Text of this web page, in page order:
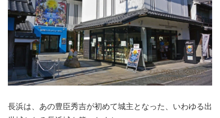
長浜は、あの豊臣秀吉が初めて城主となった、いわゆる出